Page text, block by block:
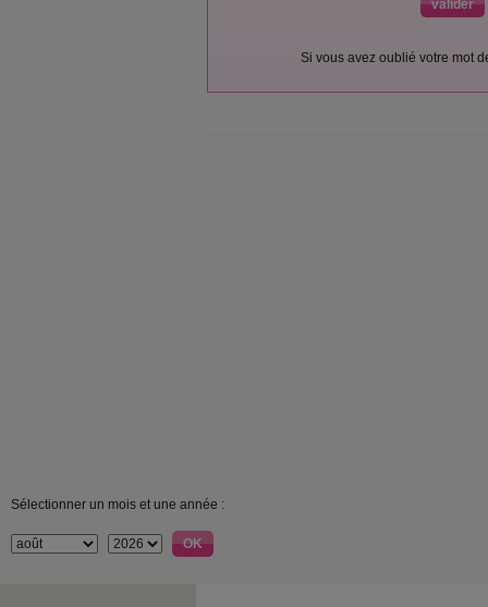
Si vous avez oublié votre mot
Sélectionner un mois et une année :